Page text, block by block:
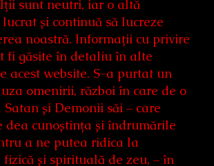
sunt neutri, iar o altă
și continuă să lucreze
noastră. Informații cu privire
fi găsite în detaliu în alte
acest website. S-a purtat un
omenirii, război în care de o
și Demonii săi – care
dea cunoștința și îndrumările
a ne putea ridica la
și spirituală de zeu, – în